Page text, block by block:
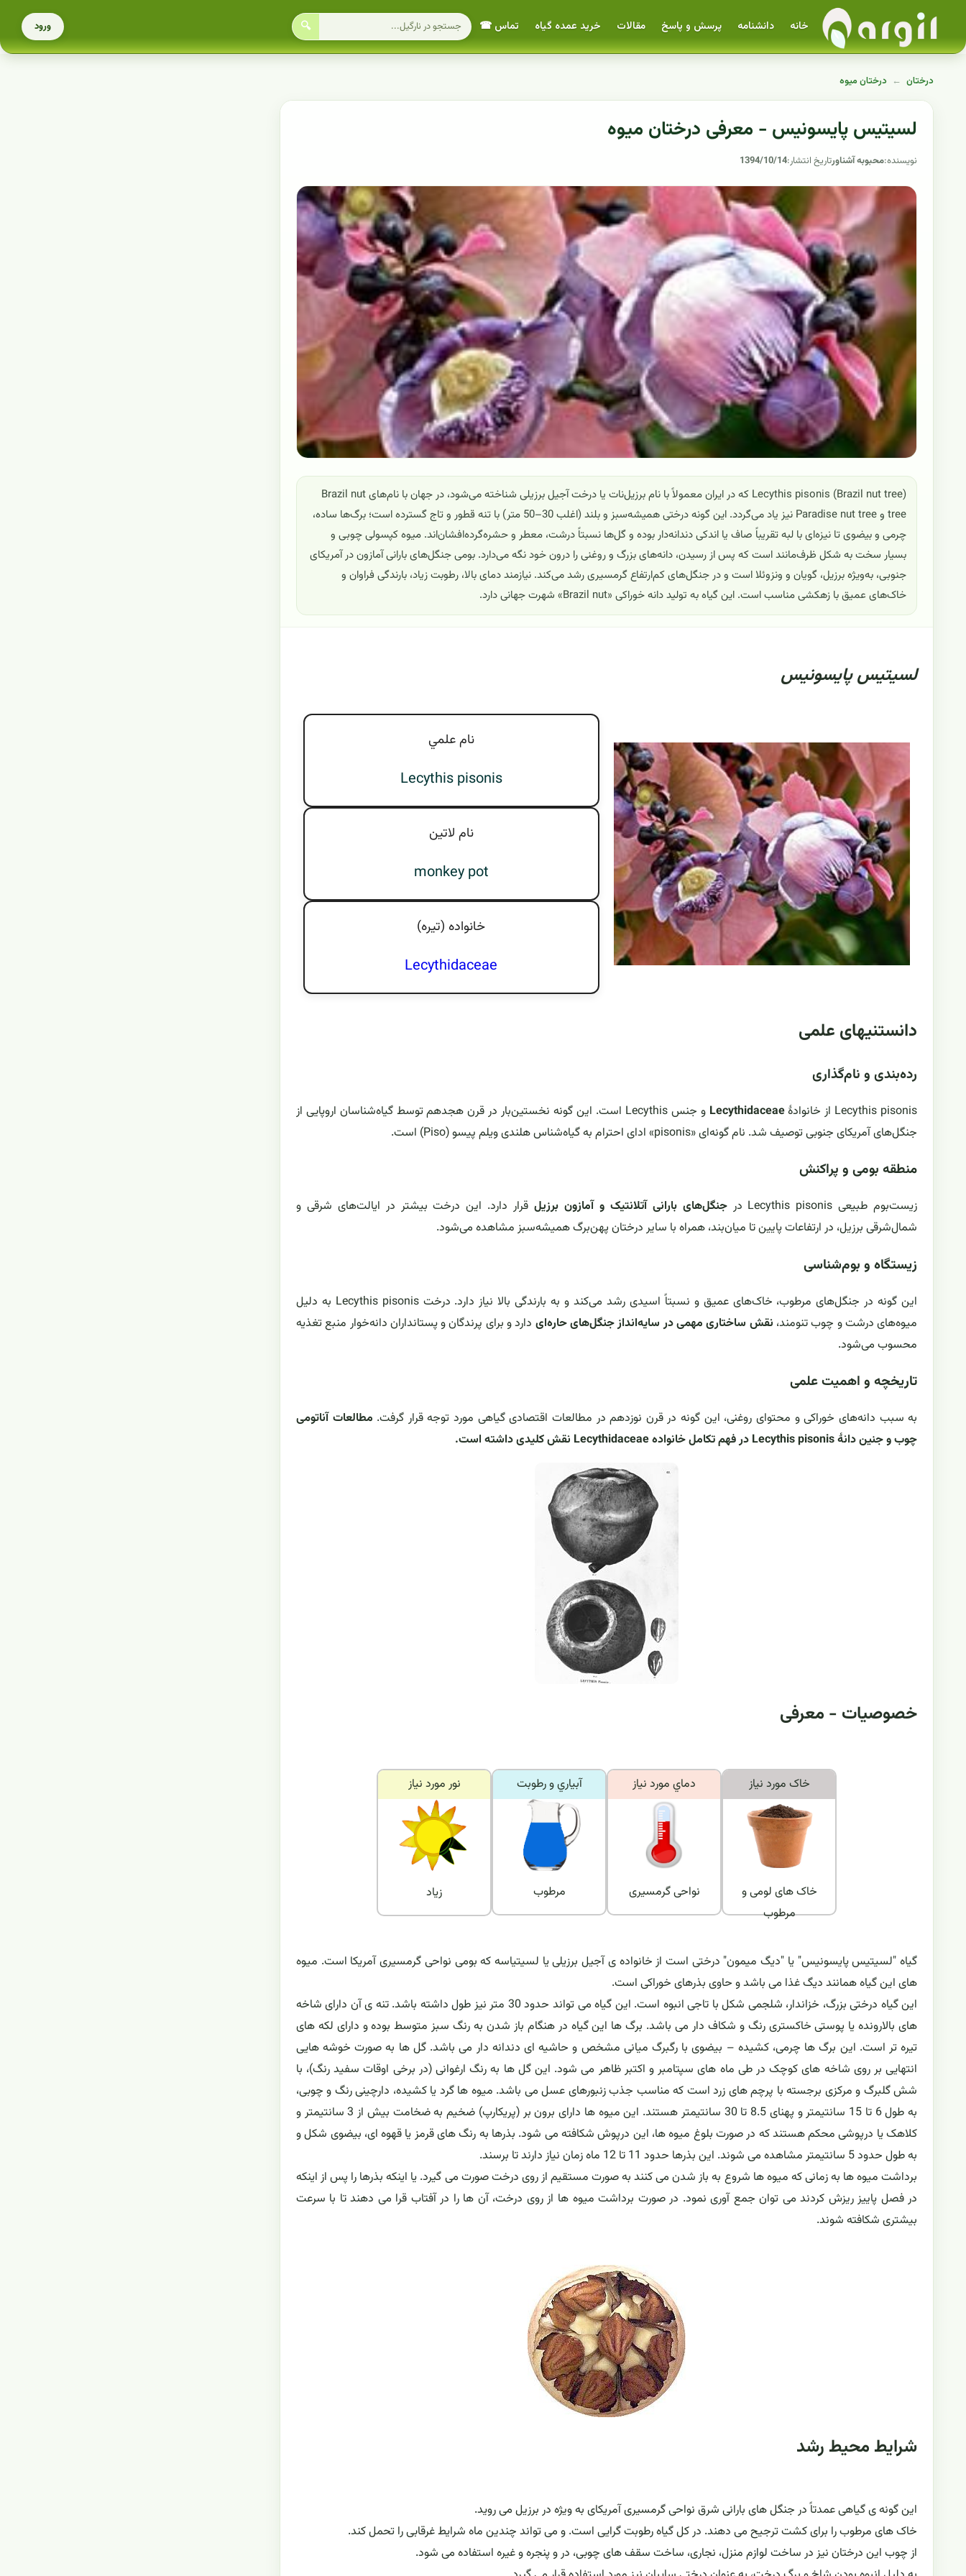
خانه دانشنامه پرسش و پاسخ مقالات خرید عمده گیاه تماس ☎ 🔍 ورود
درختان ← درختان میوه
لسیتیس پایسونیس - معرفی درختان میوه
نویسنده:محبوبه آشناورتاریخ انتشار:1394/10/14
Lecythis pisonis (Brazil nut tree) که در ایران معمولاً با نام برزیل‌نات یا درخت آجیل برزیلی شناخته می‌شود، در جهان با نام‌های Brazil nut
tree و Paradise nut tree نیز یاد می‌گردد. این گونه درختی همیشه‌سبز و بلند (اغلب 30–50 متر) با تنه قطور و تاج گسترده است؛ برگ‌ها ساده،
چرمی و بیضوی تا نیزه‌ای با لبه تقریباً صاف یا اندکی دندانه‌دار بوده و گل‌ها نسبتاً درشت، معطر و حشره‌گرده‌افشان‌اند. میوه کپسولی چوبی و
بسیار سخت به شکل ظرف‌مانند است که پس از رسیدن، دانه‌های بزرگ و روغنی را درون خود نگه می‌دارد. بومی جنگل‌های بارانی آمازون در آمریکای
جنوبی، به‌ویژه برزیل، گویان و ونزوئلا است و در جنگل‌های کم‌ارتفاع گرمسیری رشد می‌کند. نیازمند دمای بالا، رطوبت زیاد، بارندگی فراوان و
خاک‌های عمیق با زهکشی مناسب است. این گیاه به تولید دانه خوراکی «Brazil nut» شهرت جهانی دارد.
لسیتیس پایسونیس
نام علمي
Lecythis pisonis
نام لاتين
monkey pot
خانواده (تيره)
Lecythidaceae
دانستنیهای علمی
رده‌بندی و نام‌گذاری
Lecythis pisonis از خانوادهٔ Lecythidaceae
و جنس Lecythis است. این گونه نخستین‌بار در قرن هجدهم توسط گیاه‌شناسان اروپایی از
جنگل‌های آمریکای جنوبی توصیف شد. نام گونه‌ای «pisonis» ادای احترام به گیاه‌شناس هلندی ویلم پیسو (Piso) است.
منطقه بومی و پراکنش
زیست‌بوم طبیعی Lecythis pisonis در جنگل‌های بارانی آتلانتیک و آمازون برزیلقرار دارد. این درخت بیشتر در ایالت‌های شرقی و
شمال‌شرقی برزیل، در ارتفاعات پایین تا میان‌بند، همراه با سایر درختان پهن‌برگ همیشه‌سبز مشاهده می‌شود.
زیستگاه و بوم‌شناسی
این گونه در جنگل‌های مرطوب، خاک‌های عمیق و نسبتاً اسیدی رشد می‌کند و به بارندگی بالا نیاز دارد. درخت Lecythis pisonis به دلیل
میوه‌های درشت و چوب تنومند، نقش ساختاری مهمی در سایه‌انداز جنگل‌های حاره‌ای دارد و برای پرندگان و پستانداران دانه‌خوار منبع تغذیه
محسوب می‌شود.
تاریخچه و اهمیت علمی
به سبب دانه‌های خوراکی و محتوای روغنی، این گونه در قرن نوزدهم در مطالعات اقتصادی گیاهی مورد توجه قرار گرفت. مطالعات آناتومی
چوب و جنین دانهٔ Lecythis pisonis در فهم تکامل خانواده Lecythidaceae نقش کلیدی داشته است.
خصوصیات - معرفی
نور مورد نياز
زیاد
آبياري و رطوبت
مرطوب
دماي مورد نياز
نواحی گرمسیری
خاک مورد نياز
خاک های لومی و
مرطوب
گیاه "لسیتیس پایسونیس" یا "دیگ میمون" درختی است از خانواده ی آجیل برزیلی یا لسیتیاسه که بومی نواحی گرمسیری آمریکا است. میوه
های این گیاه همانند دیگ غذا می باشد و حاوی بذرهای خوراکی است.
این گیاه درختی بزرگ، خزاندار، شلجمی شکل با تاجی انبوه است. این گیاه می تواند حدود 30 متر نیز طول داشته باشد. تنه ی آن دارای شاخه
های بالارونده یا پوستی خاکستری رنگ و شکاف دار می باشد. برگ ها این گیاه در هنگام باز شدن به رنگ سبز متوسط بوده و دارای لکه های
تیره تر است. این برگ ها چرمی، کشیده – بیضوی با رگبرگ میانی مشخص و حاشیه ای دندانه دار می باشد. گل ها به صورت خوشه هایی
انتهایی بر روی شاخه های کوچک در طی ماه های سپتامبر و اکتبر ظاهر می شود. این گل ها به رنگ ارغوانی (در برخی اوقات سفید رنگ)، با
شش گلبرگ و مرکزی برجسته با پرچم های زرد است که مناسب جذب زنبورهای عسل می باشد. میوه ها گرد یا کشیده، دارچینی رنگ و چوبی،
به طول 6 تا 15 سانتیمتر و پهنای 8.5 تا 30 سانتیمتر هستند. این میوه ها دارای برون بر (پریکارپ) ضخیم به ضخامت بیش از 3 سانتیمتر و
کلاهک یا درپوشی محکم هستند که در صورت بلوغ میوه ها، این درپوش شکافته می شود. بذرها به رنگ های قرمز یا قهوه ای، بیضوی شکل و
به طول حدود 5 سانتیمتر مشاهده می شوند. این بذرها حدود 11 تا 12 ماه زمان نیاز دارند تا برسند.
برداشت میوه ها به زمانی که میوه ها شروع به باز شدن می کنند به صورت مستقیم از روی درخت صورت می گیرد. یا اینکه بذرها را پس از اینکه
در فصل پاییز ریزش کردند می توان جمع آوری نمود. در صورت برداشت میوه ها از روی درخت، آن ها را در آفتاب قرا می دهند تا با سرعت
بیشتری شکافته شوند.
شرایط محیط رشد
این گونه ی گیاهی عمدتاً در جنگل های بارانی شرق نواحی گرمسیری آمریکای به ویژه در برزیل می روید.
خاک های مرطوب را برای کشت ترجیح می دهند. در کل گیاه رطوبت گرایی است. و می تواند چندین ماه شرایط غرقابی را تحمل کند.
از چوب این درختان نیز در ساخت لوازم منزل، نجاری، ساخت سقف های چوبی، در و پنجره و غیره استفاده می شود.